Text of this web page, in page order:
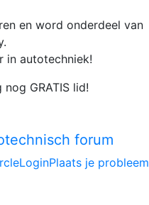
en word onderdeel van
in autotechniek!
GRATIS lid!
Plaats je probleem
Login